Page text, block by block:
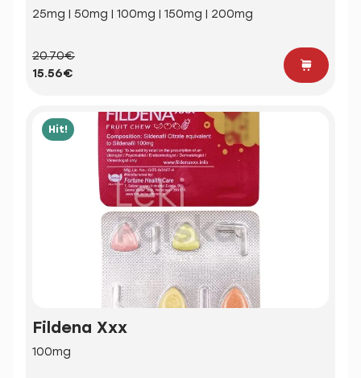
25mg | 50mg | 100mg | 150mg | 200mg
20.70€
15.56€
Hit!
Fildena Xxx
100mg